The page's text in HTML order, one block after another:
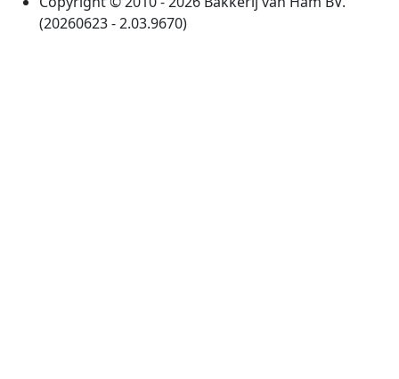
(20260623 - 2.03.9670)